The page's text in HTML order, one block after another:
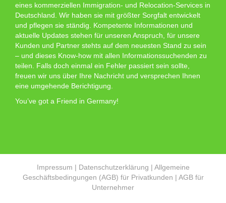
eines kommerziellen Immigration- und Relocation-Services in
Deutschland. Wir haben sie mit größter Sorgfalt entwickelt
und pflegen sie ständig. Kompetente Informationen und
aktuelle Updates stehen für unseren Anspruch, für unsere
Kunden und Partner stehts auf dem neuesten Stand zu sein
– und dieses Know-how mit allen Informationssuchenden zu
teilen. Falls doch einmal ein Fehler passiert sein sollte,
freuen wir uns über Ihre Nachricht und versprechen Ihnen
eine umgehende Berichtigung.
You’ve got a Friend in Germany!
Impressum | Datenschutzerklärung | Allgemeine
Geschäftsbedingungen (AGB) für Privatkunden | AGB für
Unternehmer